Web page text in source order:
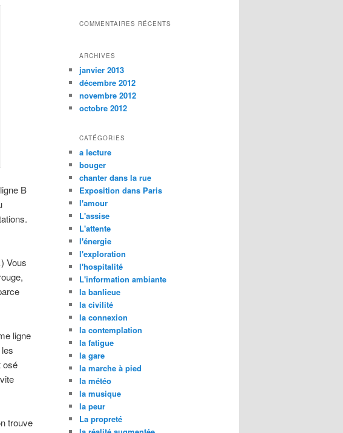
B
Vous
ligne
osé
trouve
COMMENTAIRES RÉCENTS
ARCHIVES
janvier 2013
décembre 2012
novembre 2012
octobre 2012
CATÉGORIES
a lecture
bouger
chanter dans la rue
Exposition dans Paris
l'amour
L'assise
L'attente
l'énergie
l'exploration
l'hospitalité
L'information ambiante
la banlieue
la civilité
la connexion
la contemplation
la fatigue
la gare
la marche à pied
la météo
la musique
la peur
La propreté